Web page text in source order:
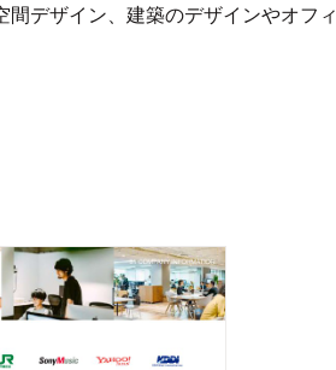
デザイン、建築のデザインやオフィ